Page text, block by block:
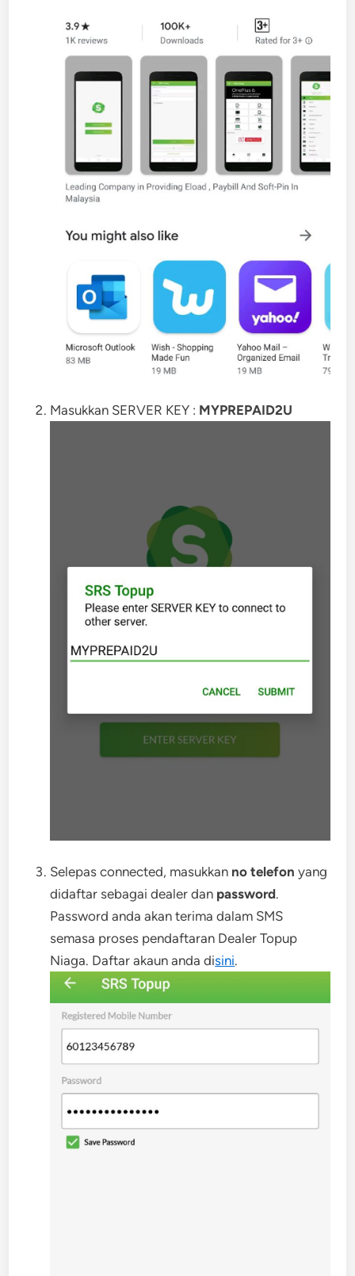
Masukkan SERVER KEY : MYPREPAID2U
Selepas connected, masukkan no telefon yang
didaftar sebagai dealer dan password.
Password anda akan terima dalam SMS
semasa proses pendaftaran Dealer Topup
Niaga. Daftar akaun anda disini.